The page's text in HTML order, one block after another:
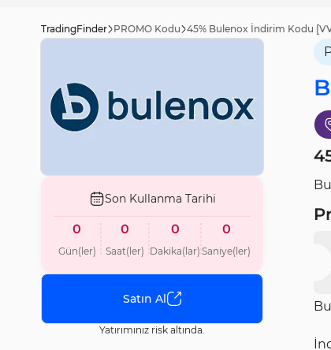
TradingFinder PROMO Kodu 45% Bulenox İndirim Kodu
Son Kullanma Tarihi
0
Gün(ler)
0
Saat(ler)
0
Dakika(lar)
0
Saniye(ler)
Satın Al
Yatırımınız risk altında.